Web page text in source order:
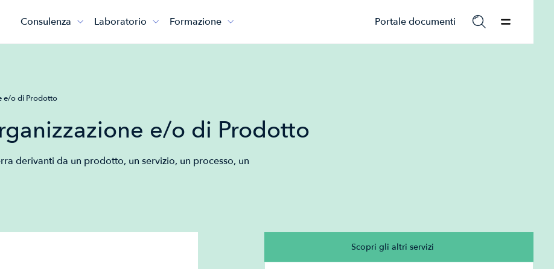
Consulenza  Laboratorio  Formazione  Portale documenti
e/o di Prodotto
e/o di Prodotto
derivanti da un prodotto, un servizio, un processo, un
Scopri gli altri servizi